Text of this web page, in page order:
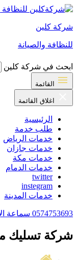
شركة كلين
للنظافة والصيانة
ابحث في شركة كلين
القائمة
اغلاق القائمة
الرئيسية
طلب خدمة
خدمات الرياض
خدمات جازان
خدمات مكة
خدمات الدمام
twitter
instegram
خدمات المدينة
0574753693
شركة تسليك